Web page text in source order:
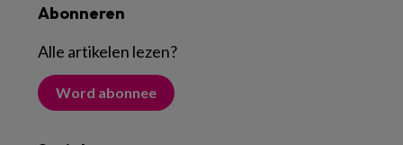
Abonneren
Alle artikelen lezen?
Word abonnee